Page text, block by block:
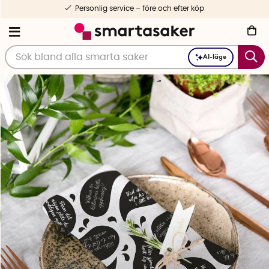
AI-läge
1-3 dagars leverans